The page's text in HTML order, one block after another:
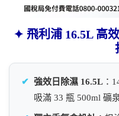
✦ 飛利浦 16.5L 高
✔ 強效日除濕 16.5L ：
吸滿 33 瓶 500ml 礦